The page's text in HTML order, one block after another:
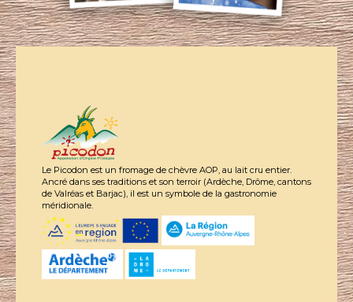
Le Picodon est un fromage de chèvre AOP, au lait cru entier.
Ancré dans ses traditions et son terroir (Ardèche, Drôme, cantons
de Valréas et Barjac), il est un symbole de la gastronomie
méridionale.